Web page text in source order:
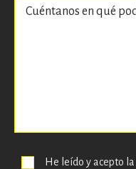
He leído y acepto la